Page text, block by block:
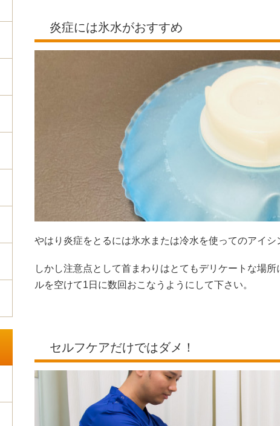
炎症には氷水がおすすめ
やはり炎症をとるには氷水または冷水を使ってのアイシ
しかし注意点として首まわりはとてもデリケートな場
ルを空けて1日に数回おこなうようにして下さい。
セルフケアだけではダメ！